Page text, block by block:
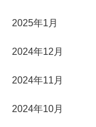
2025年1月
2024年12月
2024年11月
2024年10月